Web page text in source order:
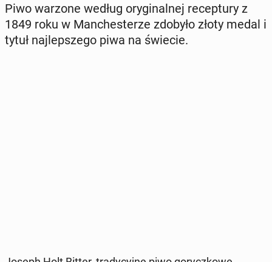
Piwo warzone według ory­gi­nal­nej re­cep­tu­ry z
1849 roku w Man­che­ste­rze zdobyło złoty medal i
tytuł naj­lep­sze­go piwa na świecie.